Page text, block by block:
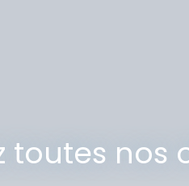
toutes nos